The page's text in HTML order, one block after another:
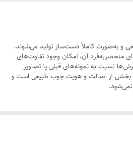
و کار همیشه موجب آرامش و دافع انرژی
هنگام مطالعه و کار میز تحریر چوبی از
جذاب داشته باشیم. اگر در طول روز تایم
این میز میتونه اون زمان رو بسیار لذت
کننده محصولات چوبی همواره در تلاش است
و به‌صورت کاملاً دست‌ساز تولید می‌شوند.
منحصر‌به‌فرد آن، امکان وجود تفاوت‌های
نسبت به نمونه‌های قبلی یا تصاویر
بخشی از اصالت و هویت چوب طبیعی است و
و آگاهی از ویژگی‌های طبیعی چوب هست